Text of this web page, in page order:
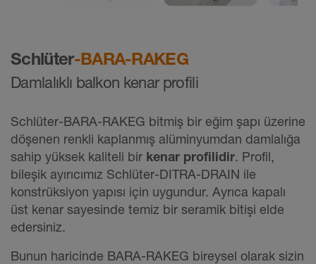
Schlüter-BARA-RAKEG
Damlalıklı balkon kenar profili
Schlüter-BARA-RAKEG bitmiş bir eğim şapı üzerine
döşenen renkli kaplanmış alüminyumdan damlalığa
sahip yüksek kaliteli bir kenar profilidir. Profil,
bileşik ayırıcımız Schlüter-DITRA-DRAIN ile
konstrüksiyon yapısı için uygundur. Ayrıca kapalı
üst kenar sayesinde temiz bir seramik bitişi elde
edersiniz.
Bunun haricinde BARA-RAKEG bireysel olarak sizin